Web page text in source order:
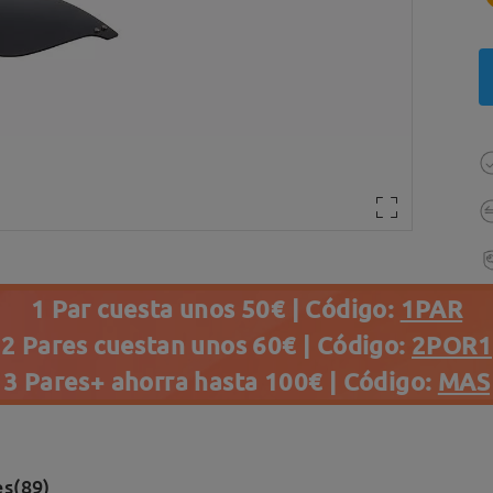
1 Par cuesta unos 50€ | Código: 1PAR
2 Pares cuestan unos 60€ | Código: 2POR1
3 Pares+ ahorra hasta 100€ | Código: MAS